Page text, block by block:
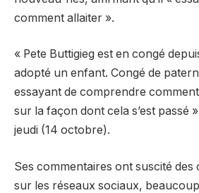
comment allaiter ».
« Pete Buttigieg est en congé
adopté un enfant. Congé de
essayant de comprendre
sur la façon dont cela s’est passé
jeudi (14 octobre).
Ses commentaires ont suscité des
sur les réseaux sociaux,